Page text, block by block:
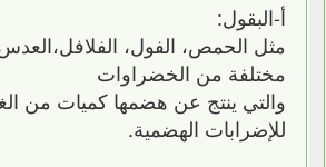
أ-البقول:
مثل الحمص، الفول،
مختلفة من الخضراوات
والتي ينتج عن هضمها كميات من
للإضرابات الهضمية.